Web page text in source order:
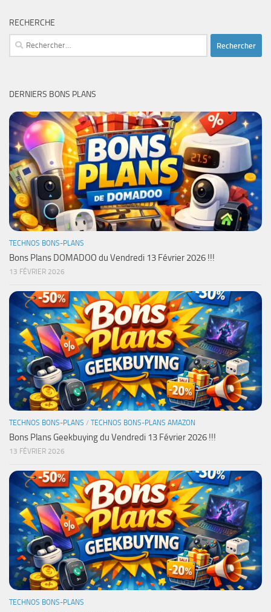
RECHERCHE
Rechercher :
DERNIERS BONS PLANS
TECHNOS BONS-PLANS
Bons Plans DOMADOO du Vendredi 13 Février 2026 !!!
13 FÉVRIER 2026
TECHNOS BONS-PLANS / TECHNOS BONS-PLANS AMAZON
Bons Plans Geekbuying du Vendredi 13 Février 2026 !!!
13 FÉVRIER 2026
TECHNOS BONS-PLANS